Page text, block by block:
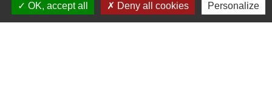
PORTEURS DE
PROJET
MARCHÉS PUBLICS
OK, accept all
Deny all cookies Personalize